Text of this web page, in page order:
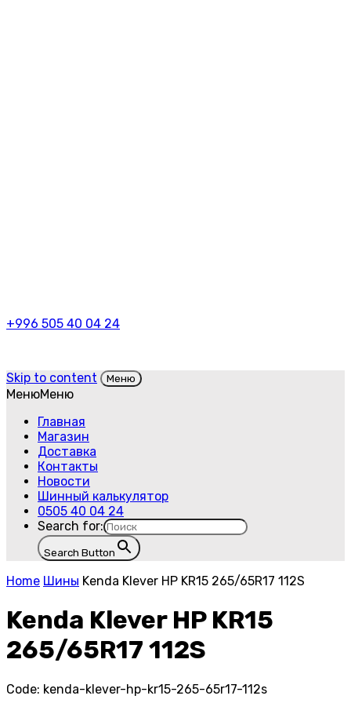
+996 505 40 04 24
Skip to content Меню
МенюМеню
Главная
Магазин
Доставка
Контакты
Новости
Шинный калькулятор
0505 40 04 24
Search for:
Search Button
Home Шины Kenda Klever HP KR15 265/65R17 112S
Kenda Klever HP KR15
265/65R17 112S
Code: kenda-klever-hp-kr15-265-65r17-112s